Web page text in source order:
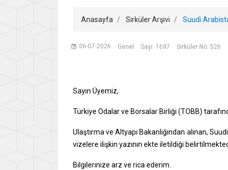
Anasayfa Sirküler Arşivi Suudi
06-07-2026 Genel Sayı: 1697 Sirküler No: 526
Sayın Üyemiz,
Türkiye Odalar ve Borsalar Birliği (TOBB)
Ulaştırma ve Altyapı Bakanlığından alınan,
vizelere ilişkin yazının ekte iletildiği
Bilgilerinize arz ve rica ederim.